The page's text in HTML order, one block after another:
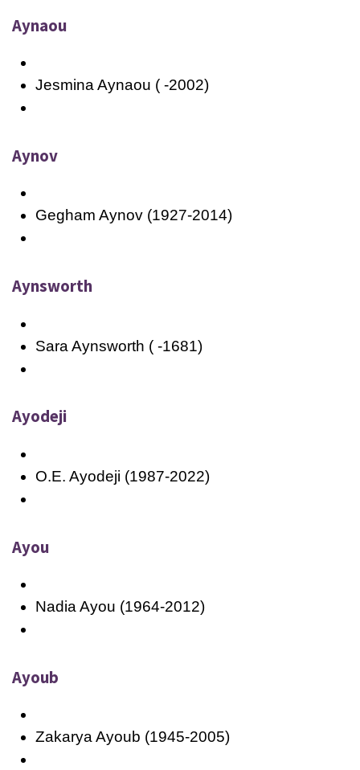
Aynaou
Jesmina Aynaou ( -2002)
Aynov
Gegham Aynov (1927-2014)
Aynsworth
Sara Aynsworth ( -1681)
Ayodeji
O.E. Ayodeji (1987-2022)
Ayou
Nadia Ayou (1964-2012)
Ayoub
Zakarya Ayoub (1945-2005)